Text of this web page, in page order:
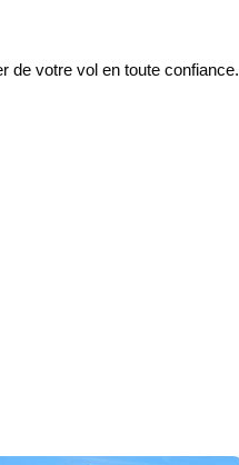
de votre vol en toute confiance.